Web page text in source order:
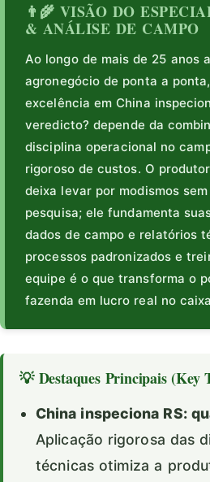
👨‍🌾 VISÃO DO
& ANÁLISE DE CAMPO
Ao longo de mais de 25 anos
agronegócio de ponta a
excelência em China
veredicto? depende da
disciplina operacional no
rigoroso de custos. O
deixa levar por modismos
pesquisa; ele fundamenta
dados de campo e relatórios
processos padronizados e
equipe é o que transforma o
fazenda em lucro real no
💡 Destaques Principais (Key
China inspeciona RS:
Aplicação rigorosa das
técnicas otimiza a